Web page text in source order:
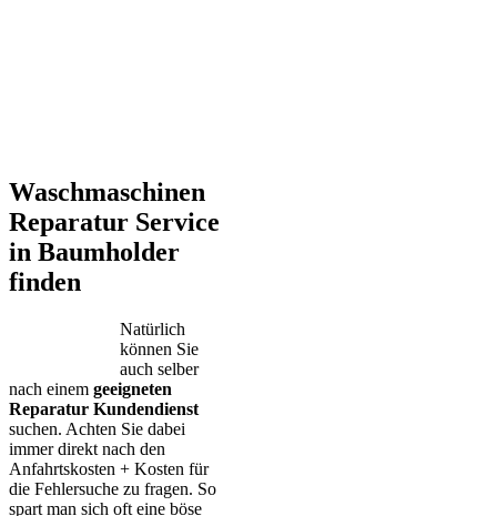
Waschmaschinen
Reparatur Service
in Baumholder
finden
Natürlich
können Sie
auch selber
nach einem geeigneten
Reparatur Kundendienst
suchen. Achten Sie dabei
immer direkt nach den
Anfahrtskosten + Kosten für
die Fehlersuche zu fragen. So
spart man sich oft eine böse